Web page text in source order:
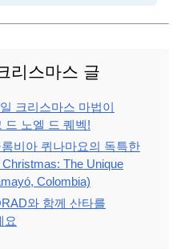
리스마스 글
크리스마스 마법이
드 노엘 드 퀘벡!
비아 퀴나마요의 독특한
The Unique
Colombia)
와 함께 산타를
요